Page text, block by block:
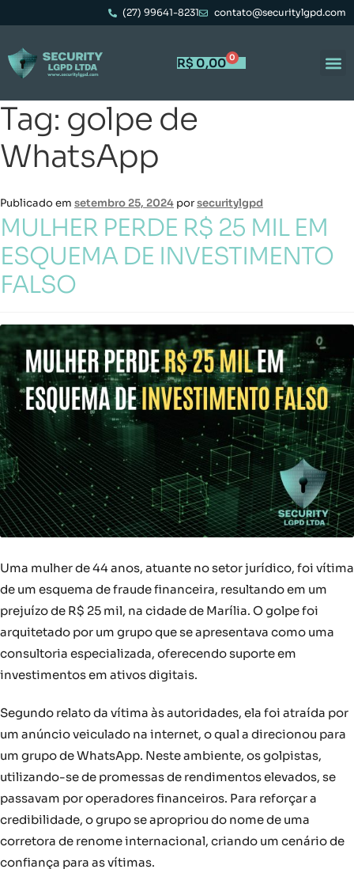
(27) 99641-8231 contato@securitylgpd.com
R$ 0,00 0
Tag: golpe de
WhatsApp
Publicado em setembro 25, 2024 porsecuritylgpd
MULHER PERDE R$ 25 MIL EM
ESQUEMA DE INVESTIMENTO
FALSO
Uma mulher de 44 anos, atuante no setor jurídico, foi vítima
de um esquema de fraude financeira, resultando em um
prejuízo de R$ 25 mil, na cidade de Marília. O golpe foi
arquitetado por um grupo que se apresentava como uma
consultoria especializada, oferecendo suporte em
investimentos em ativos digitais.
Segundo relato da vítima às autoridades, ela foi atraída por
um anúncio veiculado na internet, o qual a direcionou para
um grupo de WhatsApp. Neste ambiente, os golpistas,
utilizando-se de promessas de rendimentos elevados, se
passavam por operadores financeiros. Para reforçar a
credibilidade, o grupo se apropriou do nome de uma
corretora de renome internacional, criando um cenário de
confiança para as vítimas.